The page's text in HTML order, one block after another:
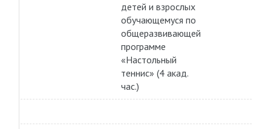
детей и взрослых
обучающемуся по
общеразвивающей
программе
«Настольный
теннис» (4 акад.
час.)